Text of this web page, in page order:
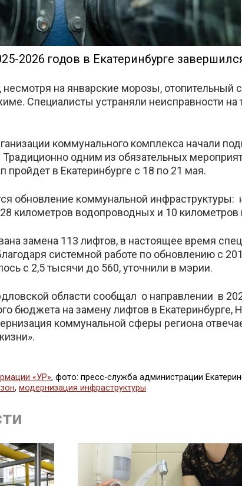
2026 годов в Екатеринбурге
на январские морозы, отопительный
Специалисты устраняли неисправности на
коммунального комплекса начали
Традиционно одним из обязательных
пройдет в Екатеринбурге с 18 по 21 мая.
обновление коммунальной инфраструктуры:
километров водопроводных и 10 километров
замена 113 лифтов, в настоящее время
системной работе по обновлению с
с 2,5 тысячи до 560, уточнили в мэрии.
области сообщал о направлении в
бюджета на замену лифтов в Екатеринбурге,
коммунальной сферы региона
«УР», фото: пресс-служба администрации
, модернизация инфраструктуры